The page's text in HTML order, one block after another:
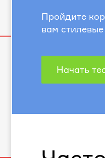
Пройдите
вам
Начать